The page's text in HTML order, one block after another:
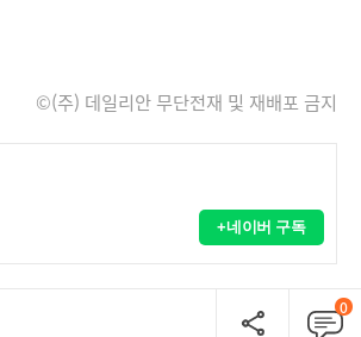
©(주) 데일리안 무단전재 및 재배포 금지
+네이버 구독
0